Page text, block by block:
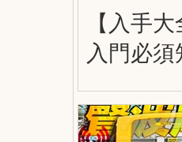
【入手
入門必須
情
Guide